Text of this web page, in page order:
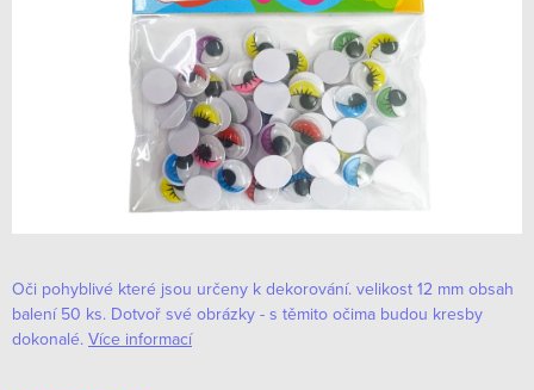
Oči pohyblivé které jsou určeny k dekorování. velikost 12 mm obsah
balení 50 ks. Dotvoř své obrázky - s těmito očima budou kresby
dokonalé. Více informací